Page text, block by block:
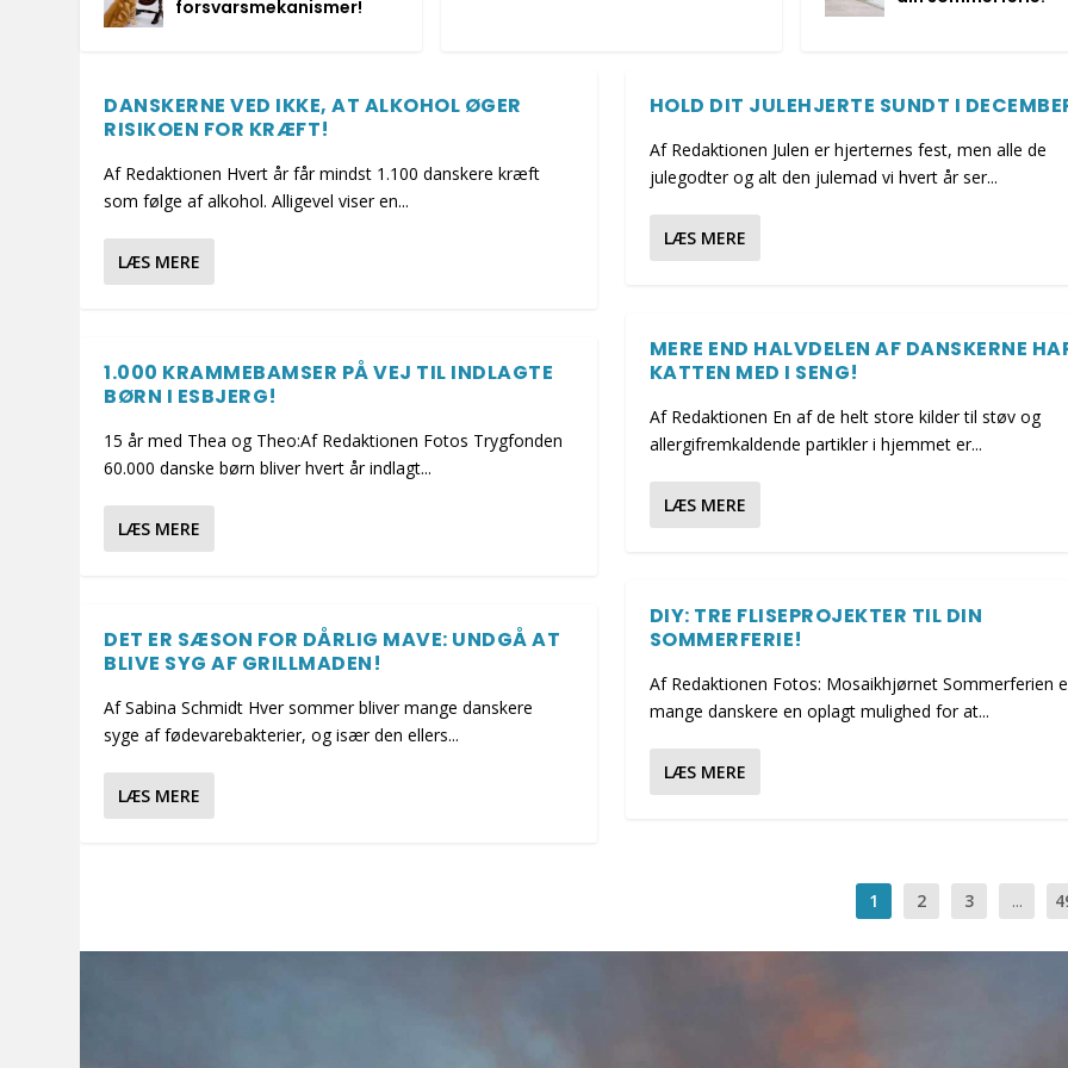
forsvarsmekanismer!
DANSKERNE VED IKKE, AT ALKOHOL ØGER
RISIKOEN FOR KRÆFT!
Af Redaktionen Hvert år får mindst 1.100 danskere kræft
som følge af alkohol. Alligevel viser en...
LÆS MERE
1.000 KRAMMEBAMSER PÅ VEJ TIL INDLAGTE
BØRN I ESBJERG!
15 år med Thea og Theo:Af Redaktionen Fotos Trygfonden
60.000 danske børn bliver hvert år indlagt...
LÆS MERE
DET ER SÆSON FOR DÅRLIG MAVE: UNDGÅ AT
BLIVE SYG AF GRILLMADEN!
Af Sabina Schmidt Hver sommer bliver mange danskere
syge af fødevarebakterier, og især den ellers...
LÆS MERE
HOLD DIT JULEHJERTE SUNDT I
Af Redaktionen Julen er hjerternes fest, men alle de
julegodter og alt den julemad vi hvert år ser...
LÆS MERE
MERE END HALVDELEN AF DANSKERNE
KATTEN MED I SENG!
Af Redaktionen En af de helt store kilder til støv og
allergifremkaldende partikler i hjemmet er...
LÆS MERE
DIY: TRE FLISEPROJEKTER TIL DIN
SOMMERFERIE!
Af Redaktionen Fotos: Mosaikhjørnet Sommerferien
mange danskere en oplagt mulighed for at...
LÆS MERE
1 2 3 ...